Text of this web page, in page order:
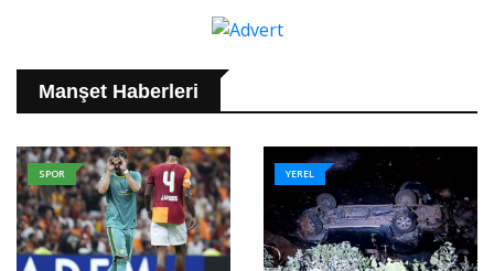
Manşet Haberleri
SPOR YEREL